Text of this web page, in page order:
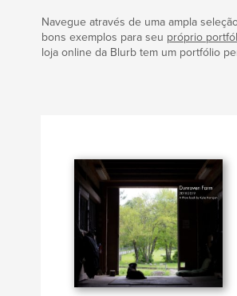
Navegue através de uma ampla
bons exemplos para seu próprio
loja online da Blurb tem um portfólio